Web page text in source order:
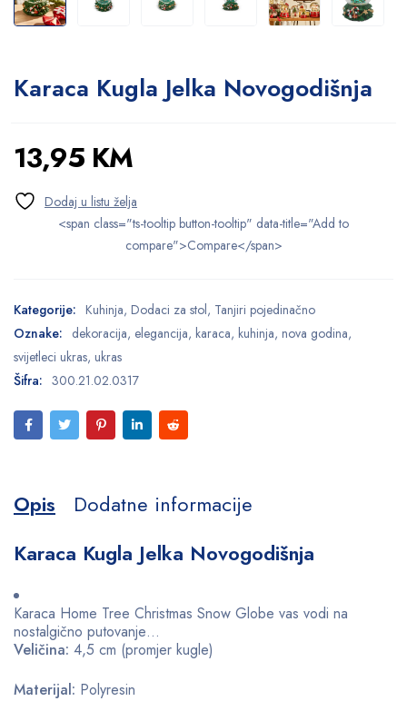
Karaca Kugla Jelka Novogodišnja
13,95 KM
<span class="ts-tooltip button-tooltip" data-title="Add to
compare">Compare</span>
Kategorije: Kuhinja, Dodaci za stol, Tanjiri pojedinačno
Oznake: dekoracija, elegancija, karaca, kuhinja, nova godina,
svijetleci ukras, ukras
Šifra: 300.21.02.0317
Opis
Dodatne informacije
Karaca Kugla Jelka Novogodišnja
Karaca Home Tree Christmas Snow Globe vas vodi na
nostalgično putovanje…
Veličina: 4,5 cm (promjer kugle)
Materijal: Polyresin